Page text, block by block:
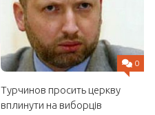
0
Турчинов просить церкву
вплинути на виборців